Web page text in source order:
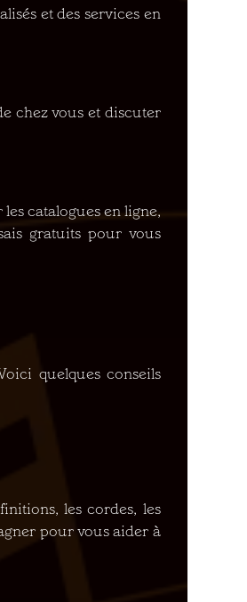
et des services en
chez vous et discuter
catalogues en ligne,
gratuits pour vous
quelques conseils
les cordes, les
pour vous aider à